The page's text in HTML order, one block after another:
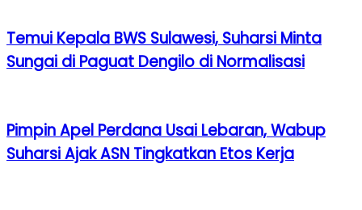
Temui Kepala BWS Sulawesi, Suharsi Minta
Sungai di Paguat Dengilo di Normalisasi
Pimpin Apel Perdana Usai Lebaran, Wabup
Suharsi Ajak ASN Tingkatkan Etos Kerja